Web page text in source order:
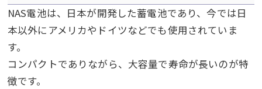
NAS電池は、日本が開発した蓄電池であり、今では日
本以外にアメリカやドイツなどでも使用されていま
す。
コンパクトでありながら、大容量で寿命が長いのが特
徴です。